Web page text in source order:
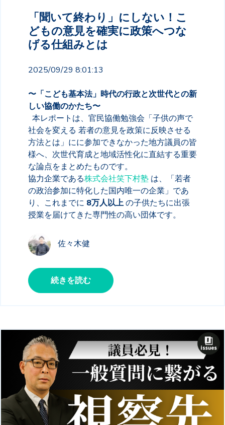
「聞いて終わり」にしない！こ
どもの意見を確実に政策へつな
げる仕組みとは
2025/09/29 8:01:13
〜「こども基本法」時代の行政と次世代との新
しい協働のかたち〜
本レポートは、官民協働勉強会「子供の声で
社会を変える 若者の意見を政策に反映させる
方法とは」にに参加できなかった地方議員の皆
様へ、次世代育成と地域活性化に直結する重要
な論点をまとめたものです。
協力企業である株式会社笑下村塾 は、「若者
の政治参加に特化した国内唯一の企業」であ
り、これまでに 8万人以上の子供たちに出張
授業を届けてきた専門性の高い団体です。
佐々木健
続きを読む